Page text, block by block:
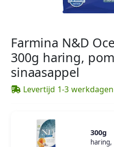
Farmina N&D
300g haring,
sinaasappel
Levertijd 1-3 werkdagen
300g
haring,